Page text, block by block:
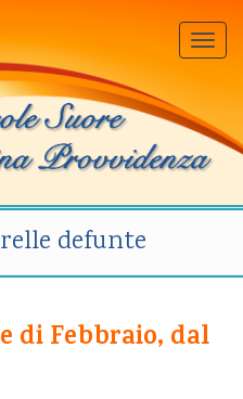
defunte
di Febbraio, dal